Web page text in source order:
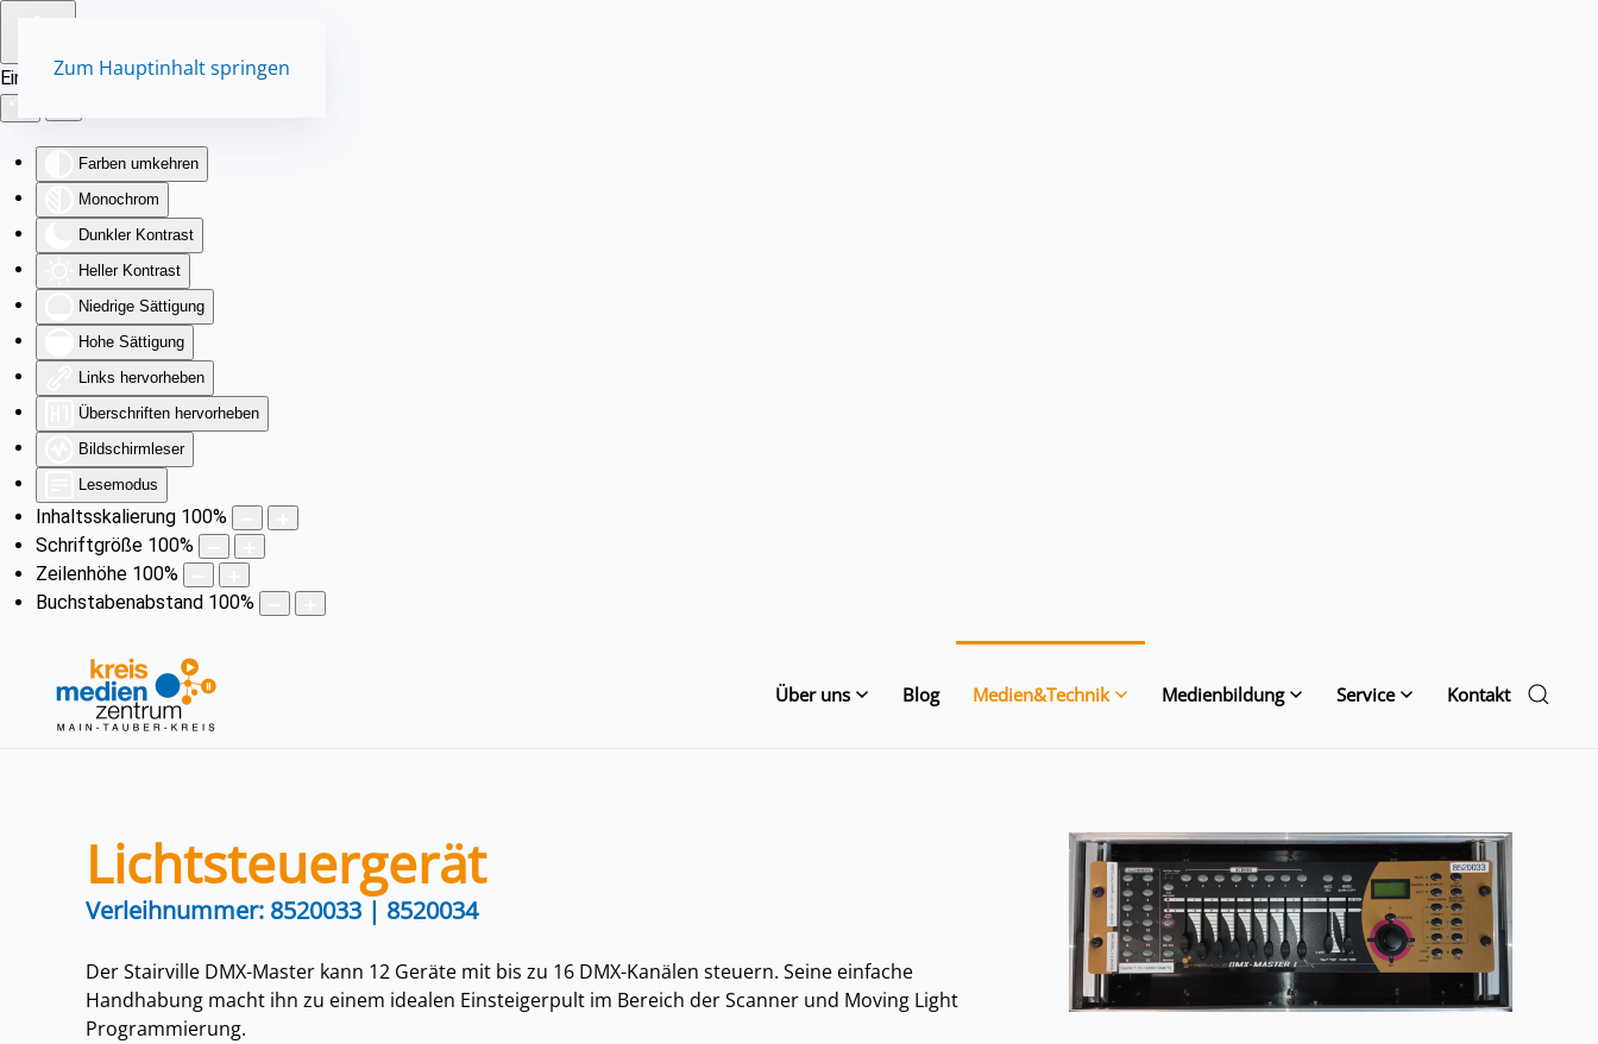
Eingabehilfen öffnen
Farben umkehren
Monochrom
Dunkler Kontrast
Heller Kontrast
Niedrige Sättigung
Hohe Sättigung
Links hervorheben
Überschriften hervorheben
Bildschirmleser
Lesemodus
Inhaltsskalierung 100%
Schriftgröße 100%
Zeilenhöhe 100%
Buchstabenabstand 100%
Zum Hauptinhalt springen
Über uns Blog Medien&Technik Medienbildung Service Kontakt
Lichtsteuergerät
Verleihnummer: 8520033 | 8520034
Der Stairville DMX-Master kann 12 Geräte mit bis zu 16 DMX-Kanälen steuern. Seine einfache
Handhabung macht ihn zu einem idealen Einsteigerpult im Bereich der Scanner und Moving Light
Programmierung.